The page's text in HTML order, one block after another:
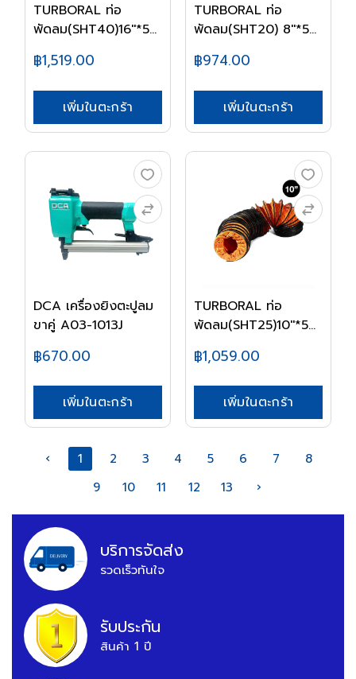
TURBORAL ท่อ
พัดลม(SHT40)16''*5m
฿1,519.00
เพิ่มในตะกร้า
TURBORAL ท่อ
พัดลม(SHT20) 8''*5m
฿974.00
เพิ่มในตะกร้า
DCA เครื่องยิงตะปูลม
ขาคู่ A03-1013J
฿670.00
เพิ่มในตะกร้า
TURBORAL ท่อ
พัดลม(SHT25)10''*5m
฿1,059.00
เพิ่มในตะกร้า
‹ 1 2 3 4 5 6 7
8
9
10 11 12 13 ›
บริการจัดส่ง
รวดเร็วทันใจ
รับประกัน
สินค้า 1 ปี